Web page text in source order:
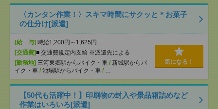
〈カンタン作業！〉スキマ時間にサクッと＊お菓子
の仕分け[派遣]
[給 与] 時給1,200円～1,625円
[交通費]■ 交通費規定内支給 ※派遣先による
[勤務地] 三河東郷駅からバイク・車 / 新城駅からバ
イク・車 / 池場駅からバイク・車 / …
気になる！
【50代も活躍中！】印刷物の封入や景品箱詰めなど
作業はいろいろ[派遣]